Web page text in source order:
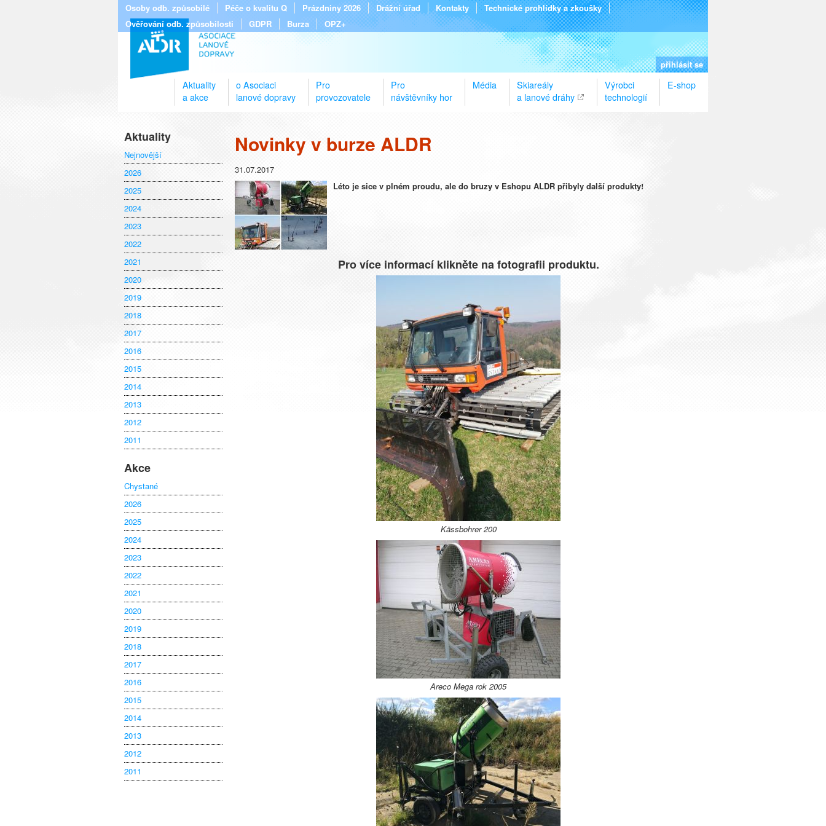
Osoby odb. způsobilé Péče o kvalitu Q Prázdniny 2026 Drážní úřad Kontakty
Technické prohlídky a zkoušky
Ověřování odb. způsobilosti
GDPR Burza OPZ+
přihlásit se
Aktuality
a akce
o Asociaci
lanové dopravy
Pro
provozovatele
Pro
návštěvníky hor
Média
Skiareály
a lanové dráhy
Výrobci
technologií
E-shop
Aktuality
Nejnovější
2026
2025
2024
2023
2022
2021
2020
2019
2018
2017
2016
2015
2014
2013
2012
2011
Akce
Chystané
2026
2025
2024
2023
2022
2021
2020
2019
2018
2017
2016
2015
2014
2013
2012
2011
Novinky v burze ALDR
31.07.2017
Léto je sice v plném proudu, ale do bruzy v Eshopu ALDR přibyly další produkty!
Pro více informací klikněte na fotografii produktu.
Kässbohrer 200
Areco Mega rok 2005